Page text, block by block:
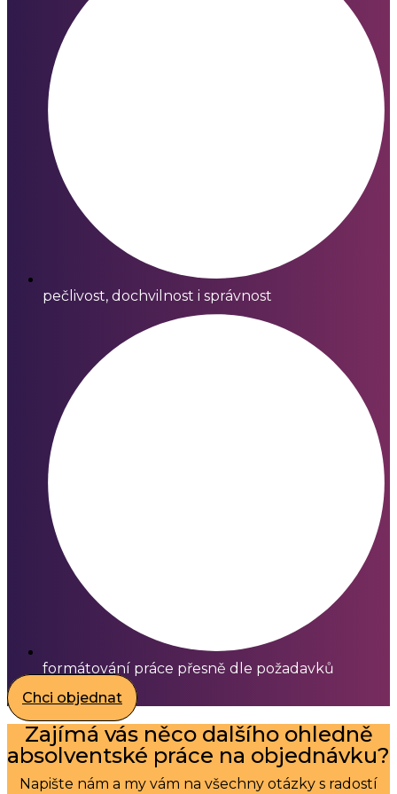
pečlivost, dochvilnost i správnost
formátování práce přesně dle požadavků
Chci objednat
Zajímá vás něco dalšího ohledně
absolventské práce na objednávku?
Napište nám a my vám na všechny otázky s radostí